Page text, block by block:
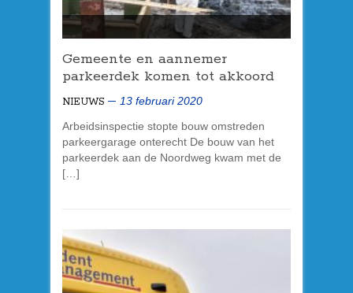
Gemeente en aannemer
parkeerdek komen tot akkoord
NIEUWS
13 februari 2020
Arbeidsinspectie stopte bouw omstreden
parkeergarage onterecht De bouw van het
parkeerdek aan de Noordweg kwam met de
[…]